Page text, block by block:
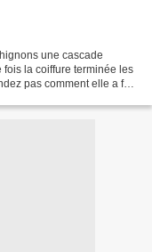
une cascade
la coiffure terminée les
pas comment elle a fait